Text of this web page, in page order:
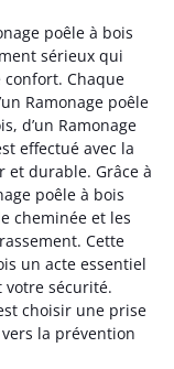
poêle à bois
sérieux qui
Chaque
Ramonage poêle
d’un Ramonage
effectué avec la
et durable. Grâce à
poêle à bois
cheminée et les
Cette
un acte essentiel
sécurité.
choisir une prise
la prévention